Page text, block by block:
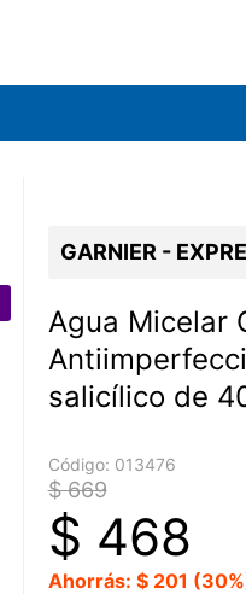
GARNIER -
Agua Micelar
salicílico de
Código: 013476
$ 669
$ 468
Ahorrás: $ 201